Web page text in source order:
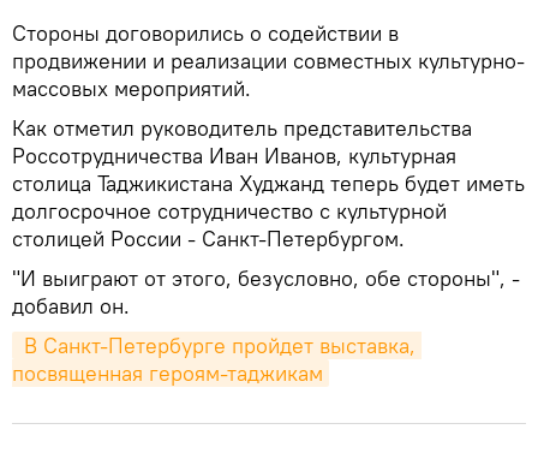
Стороны договорились о содействии в
продвижении и реализации совместных культурно-
массовых мероприятий.
Как отметил руководитель представительства
Россотрудничества Иван Иванов, культурная
столица Таджикистана Худжанд теперь будет иметь
долгосрочное сотрудничество с культурной
столицей России - Санкт-Петербургом.
"И выиграют от этого, безусловно, обе стороны", -
добавил он.
посвященная героям-таджикам